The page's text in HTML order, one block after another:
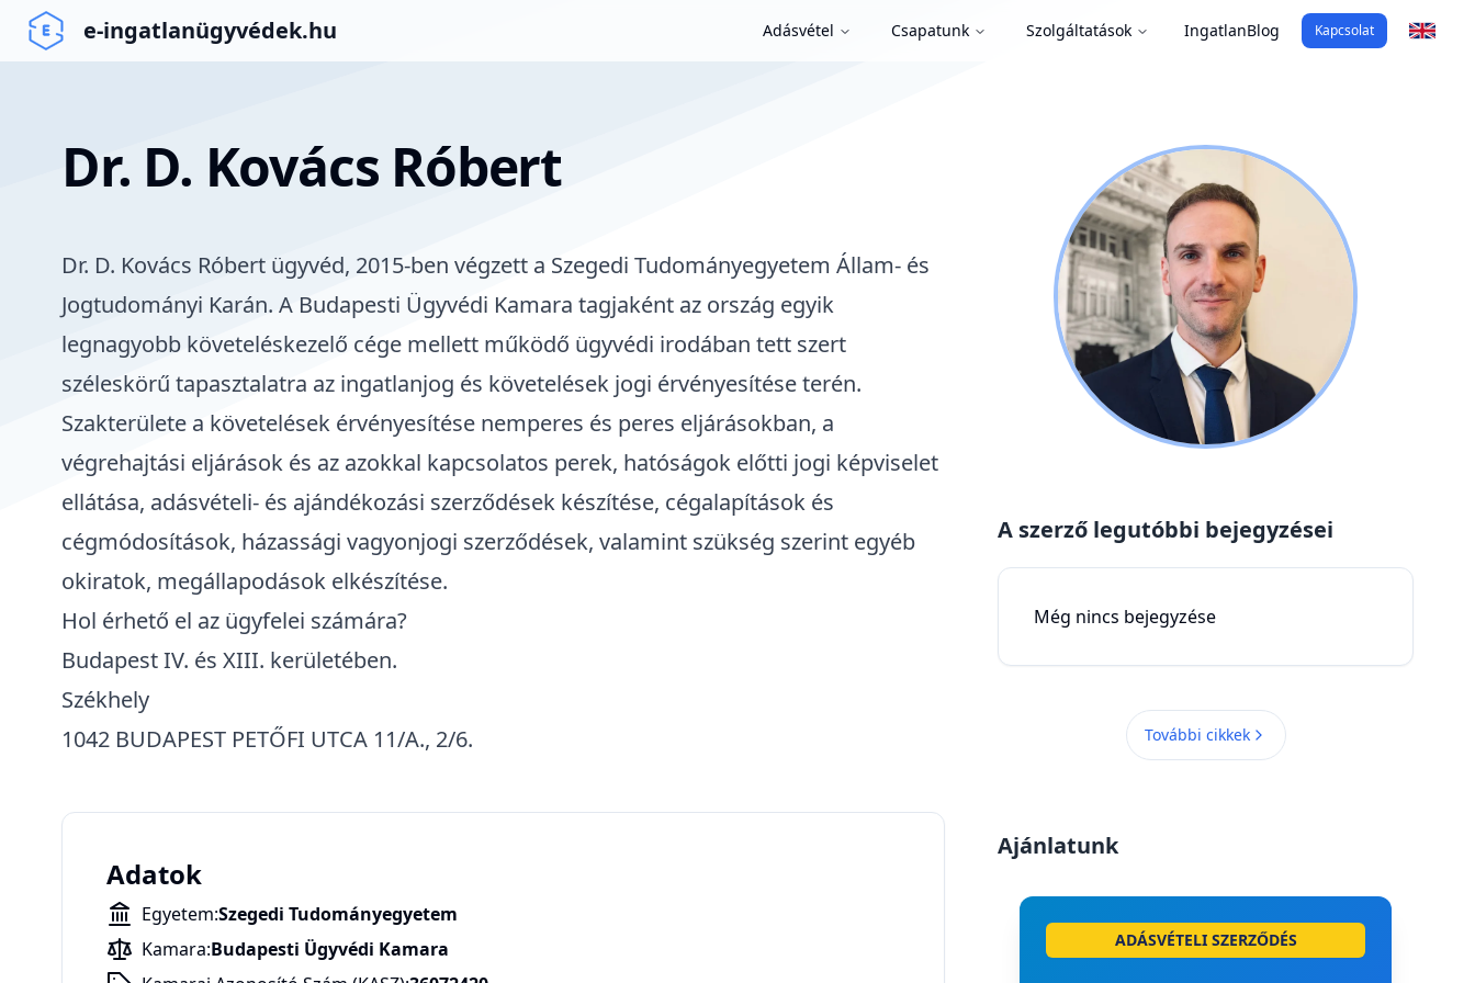
e-ingatlanügyvédek.hu Adásvétel Csapatunk Szolgáltatások IngatlanBlog Kapcsolat
Dr. D. Kovács Róbert
Dr. D. Kovács Róbert ügyvéd, 2015-ben végzett a Szegedi Tudományegyetem Állam- és
Jogtudományi Karán. A Budapesti Ügyvédi Kamara tagjaként az ország egyik
legnagyobb követeléskezelő cége mellett működő ügyvédi irodában tett szert
széleskörű tapasztalatra az ingatlanjog és követelések jogi érvényesítése terén.
Szakterülete a követelések érvényesítése nemperes és peres eljárásokban, a
végrehajtási eljárások és az azokkal kapcsolatos perek, hatóságok előtti jogi képviselet
ellátása, adásvételi- és ajándékozási szerződések készítése, cégalapítások és
cégmódosítások, házassági vagyonjogi szerződések, valamint szükség szerint egyéb
okiratok, megállapodások elkészítése.
Hol érhető el az ügyfelei számára?
Budapest IV. és XIII. kerületében.
Székhely
1042 BUDAPEST PETŐFI UTCA 11/A., 2/6.
Adatok
Egyetem:Szegedi Tudományegyetem
Kamara:Budapesti Ügyvédi Kamara
A szerző legutóbbi bejegyzései
Még nincs bejegyzése
További cikkek
Ajánlatunk
ADÁSVÉTELI SZERZŐDÉS